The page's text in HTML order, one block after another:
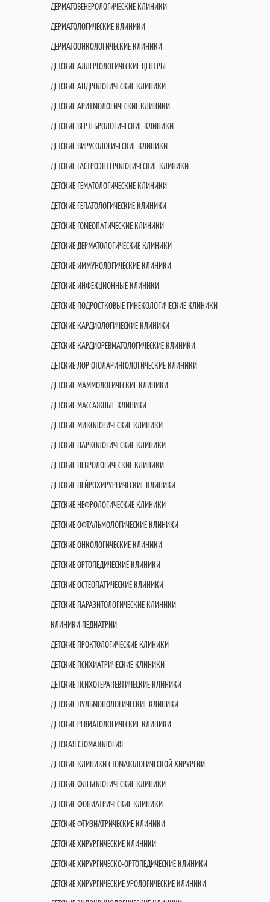
ДЕРМАТОВЕНЕРОЛОГИЧЕСКИЕ КЛИНИКИ
ДЕРМАТОЛОГИЧЕСКИЕ КЛИНИКИ
ДЕРМАТООНКОЛОГИЧЕСКИЕ КЛИНИКИ
ДЕТСКИЕ АЛЛЕРГОЛОГИЧЕСКИЕ ЦЕНТРЫ
ДЕТСКИЕ АНДРОЛОГИЧЕСКИЕ КЛИНИКИ
ДЕТСКИЕ АРИТМОЛОГИЧЕСКИЕ КЛИНИКИ
ДЕТСКИЕ ВЕРТЕБРОЛОГИЧЕСКИЕ КЛИНИКИ
ДЕТСКИЕ ВИРУСОЛОГИЧЕСКИЕ КЛИНИКИ
ДЕТСКИЕ ГАСТРОЭНТЕРОЛОГИЧЕСКИЕ КЛИНИКИ
ДЕТСКИЕ ГЕМАТОЛОГИЧЕСКИЕ КЛИНИКИ
ДЕТСКИЕ ГЕПАТОЛОГИЧЕСКИЕ КЛИНИКИ
ДЕТСКИЕ ГОМЕОПАТИЧЕСКИЕ КЛИНИКИ
ДЕТСКИЕ ДЕРМАТОЛОГИЧЕСКИЕ КЛИНИКИ
ДЕТСКИЕ ИММУНОЛОГИЧЕСКИЕ КЛИНИКИ
ДЕТСКИЕ ИНФЕКЦИОННЫЕ КЛИНИКИ
ДЕТСКИЕ ПОДРОСТКОВЫЕ ГИНЕКОЛОГИЧЕСКИЕ КЛИНИКИ
ДЕТСКИЕ КАРДИОЛОГИЧЕСКИЕ КЛИНИКИ
ДЕТСКИЕ КАРДИОРЕВМАТОЛОГИЧЕСКИЕ КЛИНИКИ
ДЕТСКИЕ ЛОР ОТОЛАРИНГОЛОГИЧЕСКИЕ КЛИНИКИ
ДЕТСКИЕ МАММОЛОГИЧЕСКИЕ КЛИНИКИ
ДЕТСКИЕ МАССАЖНЫЕ КЛИНИКИ
ДЕТСКИЕ МИКОЛОГИЧЕСКИЕ КЛИНИКИ
ДЕТСКИЕ НАРКОЛОГИЧЕСКИЕ КЛИНИКИ
ДЕТСКИЕ НЕВРОЛОГИЧЕСКИЕ КЛИНИКИ
ДЕТСКИЕ НЕЙРОХИРУРГИЧЕСКИЕ КЛИНИКИ
ДЕТСКИЕ НЕФРОЛОГИЧЕСКИЕ КЛИНИКИ
ДЕТСКИЕ ОФТАЛЬМОЛОГИЧЕСКИЕ КЛИНИКИ
ДЕТСКИЕ ОНКОЛОГИЧЕСКИЕ КЛИНИКИ
ДЕТСКИЕ ОРТОПЕДИЧЕСКИЕ КЛИНИКИ
ДЕТСКИЕ ОСТЕОПАТИЧЕСКИЕ КЛИНИКИ
ДЕТСКИЕ ПАРАЗИТОЛОГИЧЕСКИЕ КЛИНИКИ
КЛИНИКИ ПЕДИАТРИИ
ДЕТСКИЕ ПРОКТОЛОГИЧЕСКИЕ КЛИНИКИ
ДЕТСКИЕ ПСИХИАТРИЧЕСКИЕ КЛИНИКИ
ДЕТСКИЕ ПСИХОТЕРАПЕВТИЧЕСКИЕ КЛИНИКИ
ДЕТСКИЕ ПУЛЬМОНОЛОГИЧЕСКИЕ КЛИНИКИ
ДЕТСКИЕ РЕВМАТОЛОГИЧЕСКИЕ КЛИНИКИ
ДЕТСКАЯ СТОМАТОЛОГИЯ
ДЕТСКИЕ КЛИНИКИ СТОМАТОЛОГИЧЕСКОЙ ХИРУРГИИ
ДЕТСКИЕ ФЛЕБОЛОГИЧЕСКИЕ КЛИНИКИ
ДЕТСКИЕ ФОНИАТРИЧЕСКИЕ КЛИНИКИ
ДЕТСКИЕ ФТИЗИАТРИЧЕСКИЕ КЛИНИКИ
ДЕТСКИЕ ХИРУРГИЧЕСКИЕ КЛИНИКИ
ДЕТСКИЕ ХИРУРГИЧЕСКО-ОРТОПЕДИЧЕСКИЕ КЛИНИКИ
ДЕТСКИЕ ХИРУРГИЧЕСКИЕ-УРОЛОГИЧЕСКИЕ КЛИНИКИ